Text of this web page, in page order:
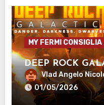
MY FERMI CONSIGLIA
DEEP ROCK
Vlad Angelo
01/05/2026